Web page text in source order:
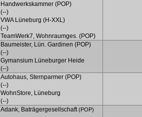
Handwerkskammer (POP)
(--)
VWA Lüneburg (H-XXL)
(--)
TeamWerk7, Wohnraumges. (POP)
Baumeister, Lün. Gardinen (POP)
(--)
Gymansium Lüneburger Heide
(--)
Autohaus,Sternparmer (POP)
(--)
WohnStore, Lüneburg
(--)
Adank, Baträgergesellschaft (POP)